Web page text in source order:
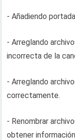
- Añadiendo
- Arreglando
incorrecta de la
- Arreglando
correctamente.
- Renombrar
obtener